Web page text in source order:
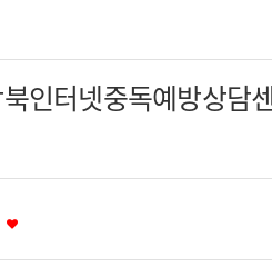
인터넷중독예방상담